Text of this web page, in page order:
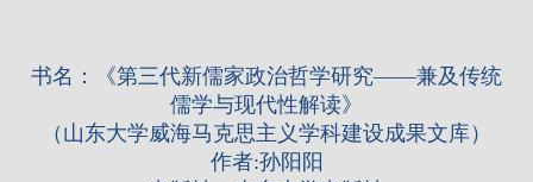
书名：《第三代新儒家政治哲学研究——兼及传统
儒学与现代性解读》
（山东大学威海马克思主义学科建设成果文库）
作者:孙阳阳